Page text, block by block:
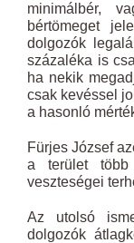
minimálbér,
bértömeget
dolgozók
százaléka is
ha nekik
csak kevéssel
a hasonló
Fürjes József
a terület
veszteségei
Az utolsó
dolgozók